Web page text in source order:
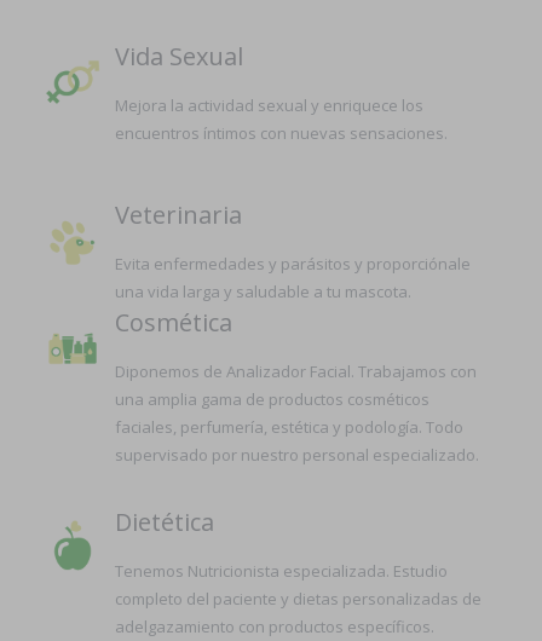
Vida Sexual
Mejora la actividad sexual y enriquece los
encuentros íntimos con nuevas sensaciones.
Veterinaria
Evita enfermedades y parásitos y proporciónale
una vida larga y saludable a tu mascota.
Cosmética
Diponemos de Analizador Facial. Trabajamos con
una amplia gama de productos cosméticos
faciales, perfumería, estética y podología. Todo
supervisado por nuestro personal especializado.
Dietética
Tenemos Nutricionista especializada. Estudio
completo del paciente y dietas personalizadas de
adelgazamiento con productos específicos.